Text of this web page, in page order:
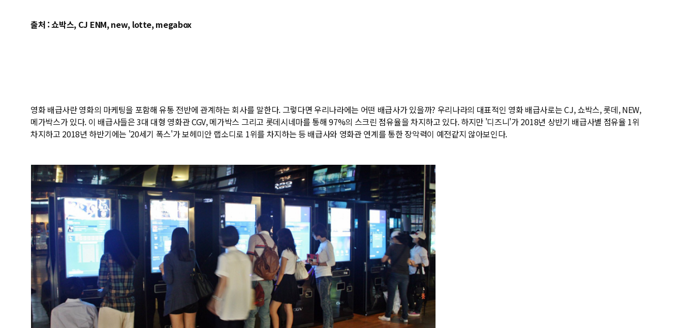
출처 : 쇼박스, CJ ENM, new, lotte, megabox
영화 배급사란 영화의 마케팅을 포함해 유통 전반에 관계하는 회사를 말한다. 그렇다면 우리나라에는 어떤 배급사가 있을까? 우리나라의 대표적인 영화 배급사로는 CJ, 쇼박스, 롯데, NEW,
메가박스가 있다. 이 배급사들은 3대 대형 영화관 CGV, 메가박스 그리고 롯데시네마를 통해 97%의 스크린 점유율을 차지하고 있다. 하지만 '디즈니'가 2018년 상반기 배급사별 점유율 1위
차지하고 2018년 하반기에는 '20세기 폭스'가 보헤미안 랩소디로 1위를 차지하는 등 배급사와 영화관 연계를 통한 장악력이 예전같지 않아보인다.